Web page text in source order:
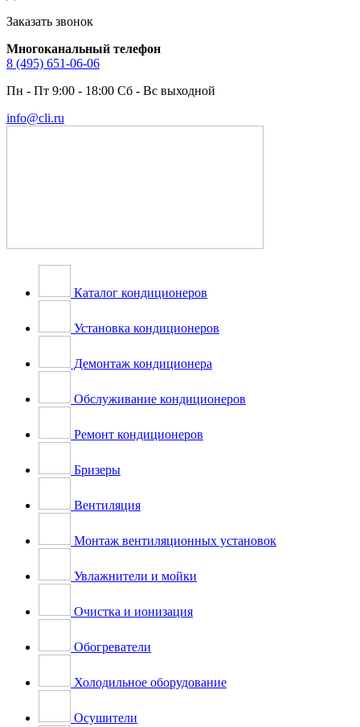
Заказать звонок
Многоканальный телефон
8 (495) 651-06-06
Пн - Пт 9:00 - 18:00 Сб - Вс выходной
info@cli.ru
Каталог кондиционеров
Установка кондиционеров
Демонтаж кондиционера
Обслуживание кондиционеров
Ремонт кондиционеров
Бризеры
Вентиляция
Монтаж вентиляционных установок
Увлажнители и мойки
Очистка и ионизация
Обогреватели
Холодильное оборудование
Осушители